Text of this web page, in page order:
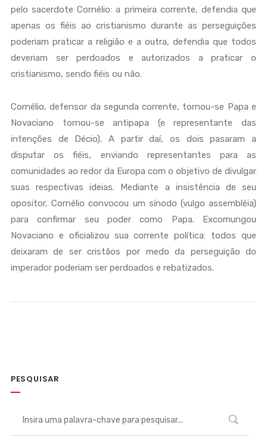
pelo sacerdote Cornélio: a primeira corrente, defendia que
apenas os fiéis ao cristianismo durante as perseguições
poderiam praticar a religião e a outra, defendia que todos
deveriam ser perdoados e autorizados a praticar o
cristianismo, sendo fiéis ou não.
Cornélio, defensor da segunda corrente, tornou-se Papa e
Novaciano tornou-se antipapa (e representante das
intenções de Décio). A partir daí, os dois pasaram a
disputar os fiéis, enviando representantes para as
comunidades ao redor da Europa com o objetivo de divulgar
suas respectivas ideias. Mediante a insistência de seu
opositor, Cornélio convocou um sínodo (vulgo assembléia)
para confirmar seu poder como Papa. Excomungou
Novaciano e oficializou sua corrente política: todos que
deixaram de ser cristãos por medo da perseguição do
imperador poderiam ser perdoados e rebatizados.
PESQUISAR